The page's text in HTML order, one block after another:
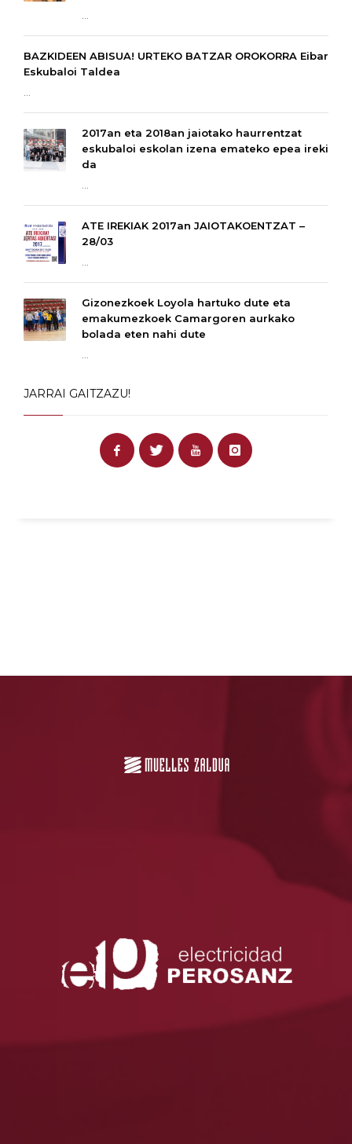
BAZKIDEEN ABISUA! URTEKO BATZAR OROKORRA Eibar
Eskubaloi Taldea
2017an eta 2018an jaiotako haurrentzat
eskubaloi eskolan izena emateko epea ireki
da
ATE IREKIAK 2017an JAIOTAKOENTZAT –
28/03
Gizonezkoek Loyola hartuko dute eta
emakumezkoek Camargoren aurkako
bolada eten nahi dute
JARRAI GAITZAZU!